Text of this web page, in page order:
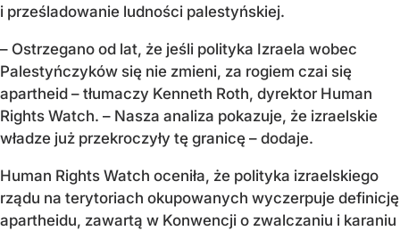
i prześladowanie ludności palestyńskiej.
– Ostrzegano od lat, że jeśli polityka Izraela wobec
Palestyńczyków się nie zmieni, za rogiem czai się
apartheid – tłumaczy Kenneth Roth, dyrektor Human
Rights Watch. – Nasza analiza pokazuje, że izraelskie
władze już przekroczyły tę granicę – dodaje.
Human Rights Watch oceniła, że polityka izraelskiego
rządu na terytoriach okupowanych wyczerpuje definicję
apartheidu, zawartą w Konwencji o zwalczaniu i karaniu